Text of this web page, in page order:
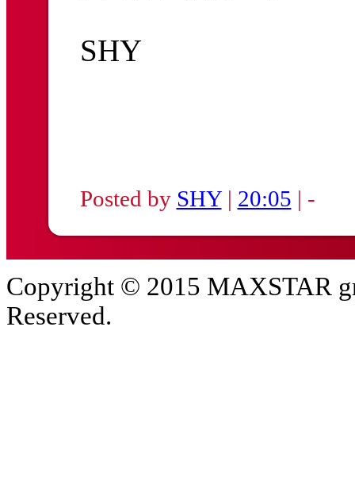
SHY
Posted by SHY| 20:05 | -
Copyright © 2015 MAXSTAR
Reserved.